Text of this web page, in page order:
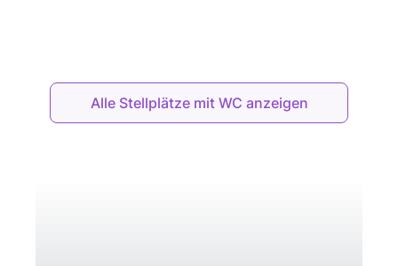
Alle Stellplätze mit WC anzeigen